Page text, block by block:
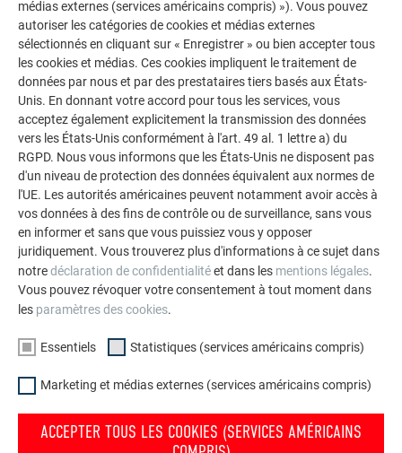
d’éventuelles tolérances.
Avant de poser le revêtement, nettoyez le voligeage de
tout débris grossier et des copeaux.
Les conditions requises en matière de physique du
bâtiment doivent être prises en compte et respectées
lors du montage.
Sécuriser les pièces de tôle à l'échafaudage pour
éviter qu'elles ne tombent ou ne s'envolent en cas de
vent.
Les PREFA petits formats doivent être posés sur un
voligeage continu. Sur la façade, un coffrage
d'économie peut également être utilisé comme sous-
construction en fonction du produit.
Avant de procéder au montage, vérifiez la stabilité, la
(compatibilité des matériaux).
impérativement être corrigées au préalable.
Le montage des petits formats PREFA doit être réalisé
médias externes (services américains compris) »). Vous pouvez
autoriser les catégories de cookies et médias externes
sélectionnés en cliquant sur « Enregistrer » ou bien accepter tous
les cookies et médias. Ces cookies impliquent le traitement de
données par nous et par des prestataires tiers basés aux États-
Unis. En donnant votre accord pour tous les services, vous
acceptez également explicitement la transmission des données
vers les États-Unis conformément à l'art. 49 al. 1 lettre a) du
RGPD. Nous vous informons que les États-Unis ne disposent pas
d'un niveau de protection des données équivalent aux normes de
l'UE. Les autorités américaines peuvent notamment avoir accès à
vos données à des fins de contrôle ou de surveillance, sans vous
en informer et sans que vous puissiez vous y opposer
juridiquement. Vous trouverez plus d'informations à ce sujet dans
notredéclaration de confidentialitéet dans les mentions légales.
Vous pouvez révoquer votre consentement à tout moment dans
les paramètres des cookies.
Essentiels Statistiques (services américains compris)
Marketing et médias externes (services américains compris)
ACCEPTER TOUS LES COOKIES (SERVICES AMÉRICAINS